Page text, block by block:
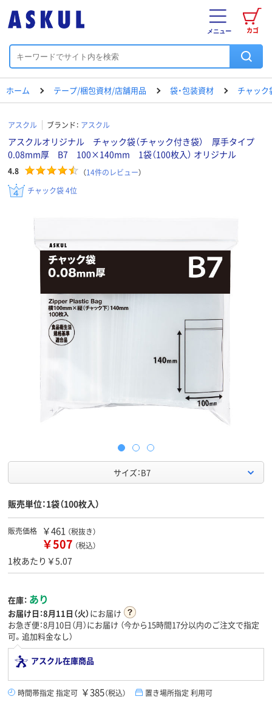
カゴ
メニュー
ホーム テープ/梱包資材/店舗用品 袋・包装資材 チャック
アスクル ブランド： アスクル
アスクルオリジナル チャック袋（チャック付き袋） 厚手タイプ
0.08mm厚 B7 100×140mm 1袋（100枚入） オリジナル
4.8 （14件のレビュー）
チャック袋 4位
サイズ：B7
販売単位：1袋（100枚入）
販売価格 ￥461 （税抜き）
￥507 （税込）
1枚あたり￥5.07
在庫： あり
お届け日：8月11日（火）にお届け
お急ぎ便：8月10日（月）にお届け （今から15時間17分以内のご注文で指定
可。追加料金なし）
アスクル在庫商品
時間帯指定 指定可 ￥385（税込） 置き場所指定 利用可